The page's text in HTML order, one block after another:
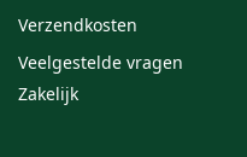
E-mail*
Verzendkosten
Veelgestelde vragen
Zakelijk